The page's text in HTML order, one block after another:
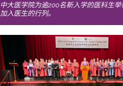
中大医学院为逾200名新入学的医科生
加入医生的行列。